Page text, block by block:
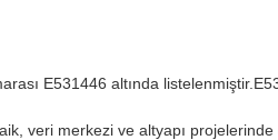
E531446 altında
veri merkezi ve altyapı